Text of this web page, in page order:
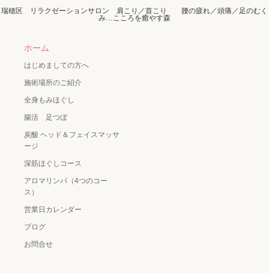
瑞穂区 リラクゼーションサロン 肩こり／首こり 腰の疲れ／頭痛／足のむく
み…こころを癒やす森
ホーム
はじめましての方へ
施術場所のご紹介
全身もみほぐし
腸活 足つぼ
炭酸 ヘッド＆フェイスマッサ
ージ
深筋ほぐしコース
アロマリンパ（4つのコー
ス）
営業日カレンダー
ブログ
お問合せ